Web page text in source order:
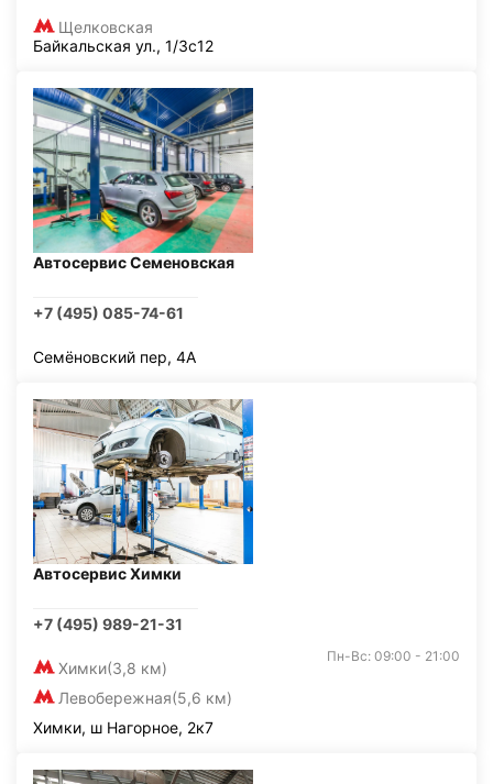
Щелковская
Байкальская ул., 1/3с12
Автосервис Семеновская
+7 (495) 085-74-61
Семёновский пер, 4А
Автосервис Химки
+7 (495) 989-21-31
Химки(3,8 км)
Левобережная(5,6 км)
Пн-Вс: 09:00 - 21:00
Химки, ш Нагорное, 2к7